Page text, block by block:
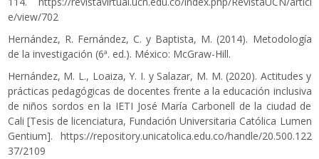
e/view/702
Hernández, R. Fernández, C. y Baptista, M. (2014). Metodología
de la investigación (6ª. ed.). México: McGraw-Hill.
Hernández, M. L., Loaiza, Y. I. y Salazar, M. M. (2020). Actitudes y
prácticas pedagógicas de docentes frente a la educación inclusiva
de niños sordos en la IETI José María Carbonell de la ciudad de
Cali [Tesis de licenciatura, Fundación Universitaria Católica Lumen
Gentium]. https://repository.unicatolica.edu.co/handle/20.500.122
37/2109